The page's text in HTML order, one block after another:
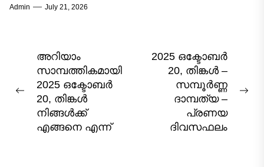
ബുധഗ്രഹത്തിന്റെ സ്വഭാവവിശേഷങ്ങളും ചന്ദ്രന്റെ
Admin July 21, 2026
Post
navigation
Previous
post:
അറിയാം
സാമ്പത്തികമായി
2025 ഒക്ടോബർ
20, തിങ്കൾ
നിങ്ങൾക്ക്
എങ്ങനെ എന്ന്
2025 ഒക്ടോബർ
20, തിങ്കൾ –
സമ്പൂർണ്ണ
ദാമ്പത്യ –
പ്രണയ
ദിവസഫലം